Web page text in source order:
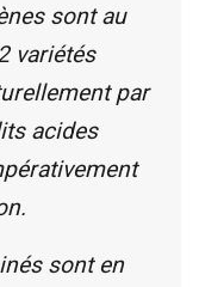
sont au
variétés
par
acides
sont en